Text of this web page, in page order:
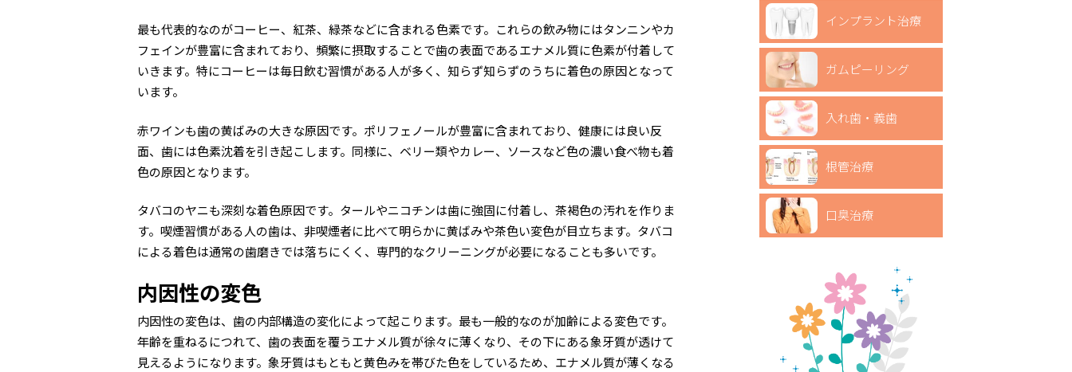
最も代表的なのがコーヒー、紅茶、緑茶などに含まれる色素です。これらの飲み物にはタンニンやカ
フェインが豊富に含まれており、頻繁に摂取することで歯の表面であるエナメル質に色素が付着して
いきます。特にコーヒーは毎日飲む習慣がある人が多く、知らず知らずのうちに着色の原因となって
います。
赤ワインも歯の黄ばみの大きな原因です。ポリフェノールが豊富に含まれており、健康には良い反
面、歯には色素沈着を引き起こします。同様に、ベリー類やカレー、ソースなど色の濃い食べ物も着
色の原因となります。
タバコのヤニも深刻な着色原因です。タールやニコチンは歯に強固に付着し、茶褐色の汚れを作りま
す。喫煙習慣がある人の歯は、非喫煙者に比べて明らかに黄ばみや茶色い変色が目立ちます。タバコ
による着色は通常の歯磨きでは落ちにくく、専門的なクリーニングが必要になることも多いです。
内因性の変色
内因性の変色は、歯の内部構造の変化によって起こります。最も一般的なのが加齢による変色です。
年齢を重ねるにつれて、歯の表面を覆うエナメル質が徐々に薄くなり、その下にある象牙質が透けて
見えるようになります。象牙質はもともと黄色みを帯びた色をしているため、エナメル質が薄くなる
インプラント治療
ガムピーリング
入れ歯・義歯
根管治療
口臭治療